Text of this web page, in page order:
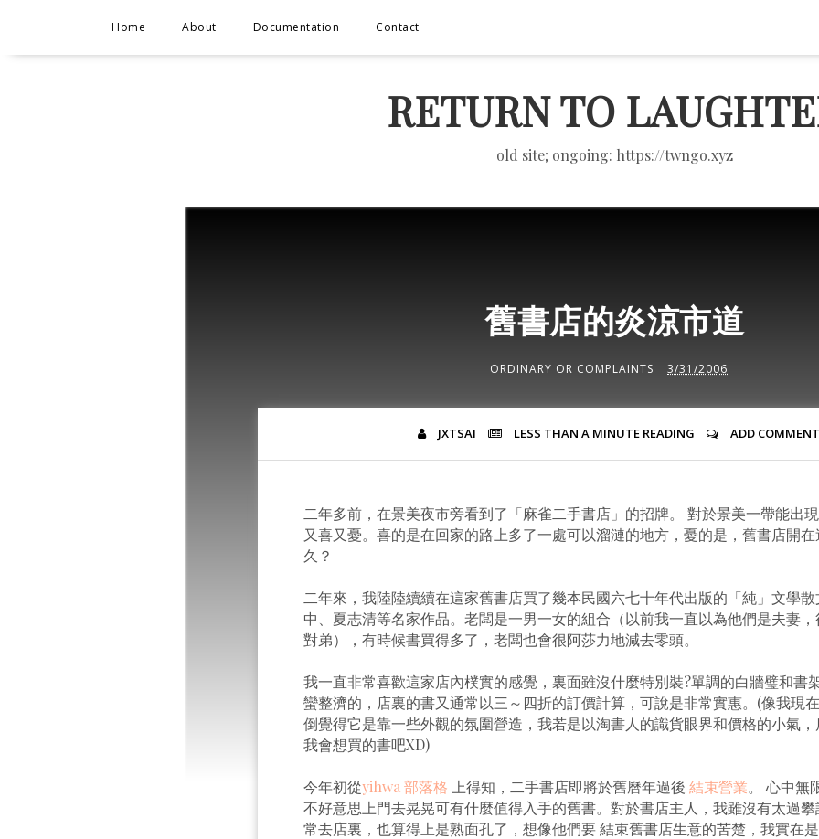
Home About Documentation Contact
RETURN TO
old site; ongoing: https://twngo.xyz
舊書店的炎涼市道
ORDINARY OR COMPLAINTS 3/31/2006
JXTSAI LESS THAN A MINUTE READING ADD COMMENT
二年多前，在景美夜市旁看到了「麻雀二手書店」的招牌。 對於景美一帶能出
又喜又憂。喜的是在回家的路上多了一處可以溜漣的地方，憂的是，舊書店開
久？
二年來，我陸陸續續在這家舊書店買了幾本民國六七十年代出版的「純」文學
中、夏志清等名家作品。老闆是一男一女的組合（以前我一直以為他們是夫妻
對弟），有時候書買得多了，老闆也會很阿莎力地減去零頭。
我一直非常喜歡這家店內樸實的感覺，裏面雖沒什麼特別裝?單調的白牆璧和書
蠻整濟的，店裏的書又通常以三～四折的訂價計算，可說是非常實惠。(像我現
倒覺得它是靠一些外觀的氛圍營造，我若是以淘書人的識貨眼界和價格的小氣
我會想買的書吧XD)
今年初從yihwa 部落格 上得知，二手書店即將於舊曆年過後 結束營業。 心中無
不好意思上門去晃晃可有什麼值得入手的舊書。對於書店主人，我雖沒有太過
常去店裏，也算得上是熟面孔了，想像他們要 結束舊書店生意的苦楚，我實在